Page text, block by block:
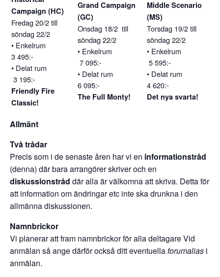
Campaign (HC)
Fredag 20/2 till
söndag 22/2
• Enkelrum
3 495:-
• Delat rum
3 195:-
Friendly Fire
Classic!
Grand Campaign
(GC)
Onsdag 18/2 till
söndag 22/2
• Enkelrum
7 095:-
• Delat rum
6 095:-
The Full Monty!
Middle Scenario
(MS)
Torsdag 19/2 till
söndag 22/2
• Enkelrum
5 595:-
• Delat rum
4 620:-
Det nya svarta!
Allmänt
Två trådar
Precis som i de senaste åren har vi en informationstråd
(denna) där bara arrangörer skriver och en
diskussionstråd där alla är välkomna att skriva. Detta för
att information om ändringar etc inte ska drunkna i den
allmänna diskussionen.
Namnbrickor
Vi planerar att fram namnbrickor för alla deltagare Vid
anmälan så ange därför också ditt eventuellaforumalias i
anmälan.